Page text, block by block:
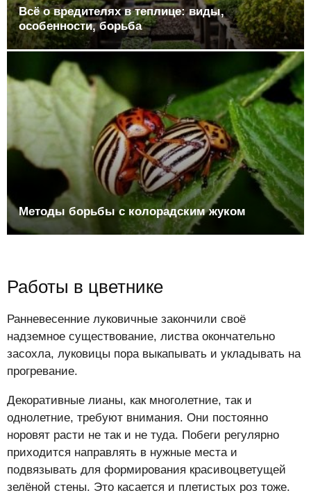
Всё о вредителях в теплице: виды,
особенности, борьба
Методы борьбы с колорадским жуком
Работы в цветнике
Ранневесенние луковичные закончили своё
надземное существование, листва окончательно
засохла, луковицы пора выкапывать и укладывать на
прогревание.
Декоративные лианы, как многолетние, так и
однолетние, требуют внимания. Они постоянно
норовят расти не так и не туда. Побеги регулярно
приходится направлять в нужные места и
подвязывать для формирования красивоцветущей
зелёной стены. Это касается и плетистых роз тоже.